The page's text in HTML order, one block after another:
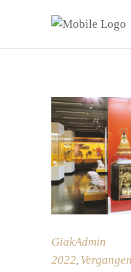
GiakAdmin
2022